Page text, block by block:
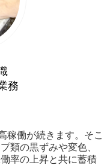
務
稼働が続きます。そこ
類の黒ずみや変色、
率の上昇と共に蓄積